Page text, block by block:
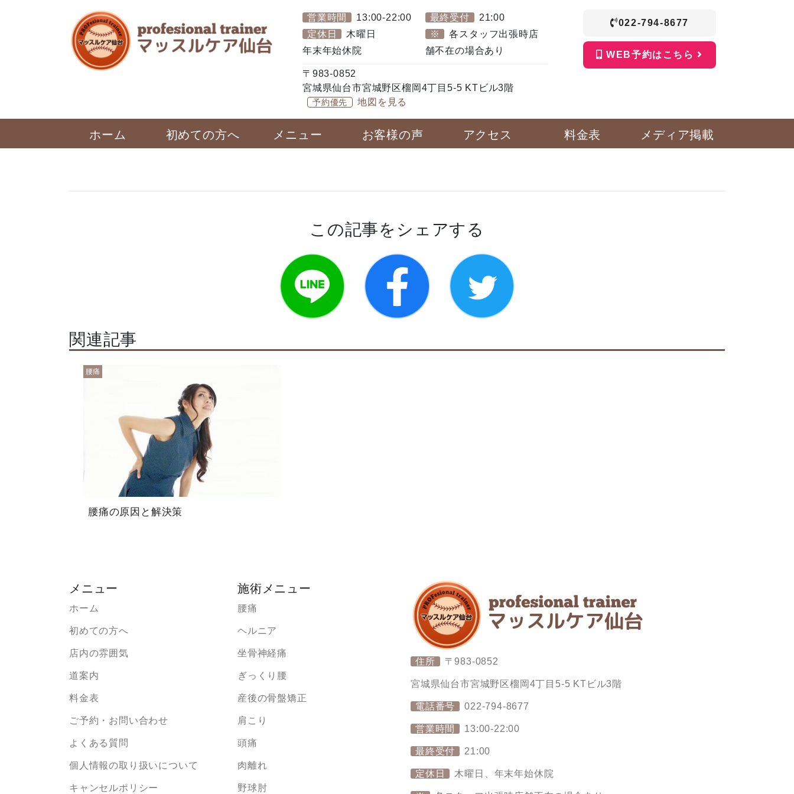
営業時間 13:00-22:00 最終受付
21:00
定休日
木曜日
年末年始休院
※
各スタッフ出張時店
舗不在の場合あり
〒983-0852
宮城県仙台市宮城野区榴岡4丁目5-5 KTビル3階
予約優先 地図を見る
022-794-8677
WEB予約はこちら
ホーム 初めての方へ メニュー お客様の声 アクセス 料金表 メディア掲載
この記事をシェアする
関連記事
腰痛
腰痛の原因と解決策
メニュー
ホーム
初めての方へ
店内の雰囲気
道案内
料金表
ご予約・お問い合わせ
よくある質問
個人情報の取り扱いについて
キャンセルポリシー
施術メニュー
腰痛
ヘルニア
坐骨神経痛
ぎっくり腰
産後の骨盤矯正
肩こり
頭痛
肉離れ
野球肘
住所 〒983-0852
宮城県仙台市宮城野区榴岡4丁目5-5 KTビル3階
電話番号 022-794-8677
営業時間 13:00-22:00
最終受付 21:00
定休日 木曜日、年末年始休院